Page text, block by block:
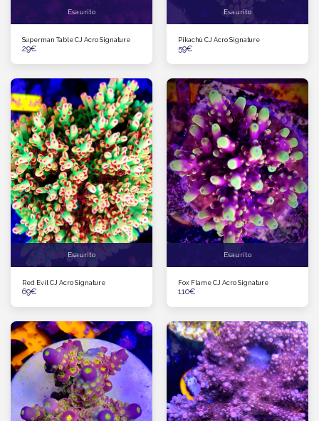
Esaurito
Superman Table CJ Acro Signature
29€
Esaurito
Pikachù CJ Acro Signature
59€
Esaurito
Red Evil CJ Acro Signature
69€
Esaurito
Fox Flame CJ Acro Signature
110€